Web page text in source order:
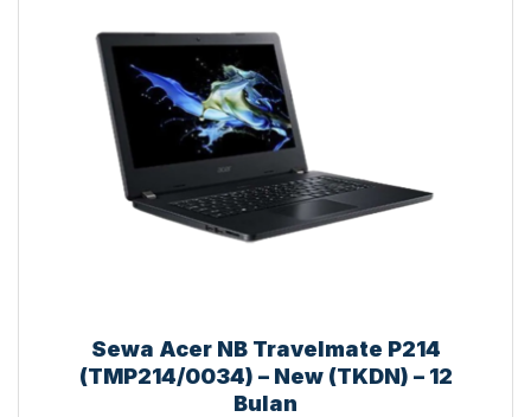
Sewa Acer NB Travelmate P214
(TMP214/0034) – New (TKDN) – 12
Bulan